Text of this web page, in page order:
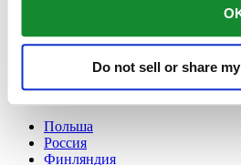
Do not sell or share
English
Français
Норвегия
Польша
Россия
Финляндия